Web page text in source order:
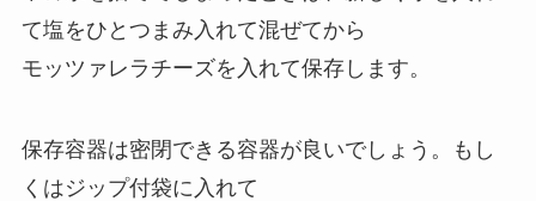
て塩をひとつまみ入れて混ぜてから
モッツァレラチーズを入れて保存します。
保存容器は密閉できる容器が良いでしょう。もし
くはジップ付袋に入れて